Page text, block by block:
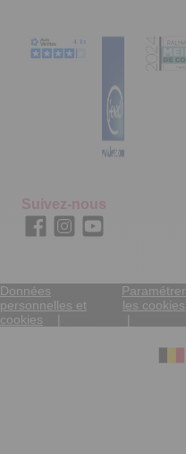
Suivez-nous
Données
personnelles et
cookies
Paramétrer
les cookies